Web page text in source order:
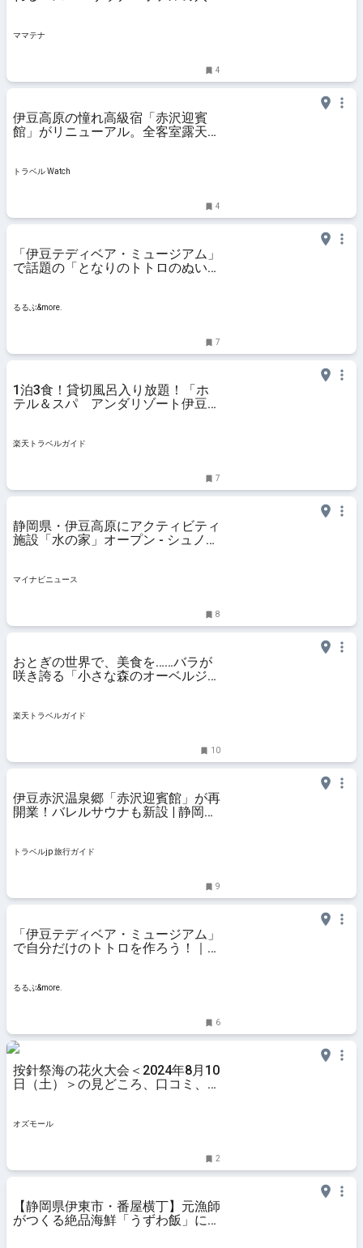
ママテナ
4
伊豆高原の憧れ高級宿「赤沢迎賓
館」がリニューアル。全客室露天風
トラベル Watch
4
「伊豆テディベア・ミュージアム」
で話題の「となりのトトロのぬいぐ
るるぶ&more.
7
1泊3食！貸切風呂入り放題！「ホ
テル＆スパ アンダリゾート伊豆高
楽天トラベルガイド
7
静岡県・伊豆高原にアクティビティ
施設「水の家」オープン - シュノー
マイナビニュース
8
おとぎの世界で、美食を……バラが
咲き誇る「小さな森のオーベルジュ
楽天トラベルガイド
10
伊豆赤沢温泉郷「赤沢迎賓館」が再
開業！バレルサウナも新設 | 静岡県
トラベルjp 旅行ガイド
9
「伊豆テディベア・ミュージアム」
で自分だけのトトロを作ろう！｜る
るるぶ&more.
6
按針祭海の花火大会＜2024年8月10
日（土）＞の見どころ、口コミ、混
オズモール
2
【静岡県伊東市・番屋横丁】元漁師
がつくる絶品海鮮「うずわ飯」に舌